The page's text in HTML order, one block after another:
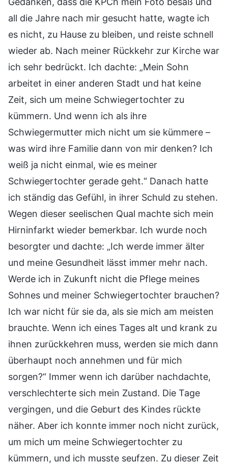
all die Jahre nach mir gesucht hatte, wagte ich
es nicht, zu Hause zu bleiben, und reiste schnell
wieder ab. Nach meiner Rückkehr zur Kirche war
ich sehr bedrückt. Ich dachte: „Mein Sohn
arbeitet in einer anderen Stadt und hat keine
Zeit, sich um meine Schwiegertochter zu
kümmern. Und wenn ich als ihre
Schwiegermutter mich nicht um sie kümmere –
was wird ihre Familie dann von mir denken? Ich
weiß ja nicht einmal, wie es meiner
Schwiegertochter gerade geht.“ Danach hatte
ich ständig das Gefühl, in ihrer Schuld zu stehen.
Wegen dieser seelischen Qual machte sich mein
Hirninfarkt wieder bemerkbar. Ich wurde noch
besorgter und dachte: „Ich werde immer älter
und meine Gesundheit lässt immer mehr nach.
Werde ich in Zukunft nicht die Pflege meines
Sohnes und meiner Schwiegertochter brauchen?
Ich war nicht für sie da, als sie mich am meisten
brauchte. Wenn ich eines Tages alt und krank zu
ihnen zurückkehren muss, werden sie mich dann
überhaupt noch annehmen und für mich
sorgen?“ Immer wenn ich darüber nachdachte,
verschlechterte sich mein Zustand. Die Tage
vergingen, und die Geburt des Kindes rückte
näher. Aber ich konnte immer noch nicht zurück,
um mich um meine Schwiegertochter zu
kümmern, und ich musste seufzen. Zu dieser Zeit